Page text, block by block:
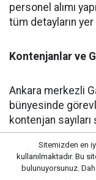
personel alımı
tüm detayların yer
Kontenjanlar ve
Ankara merkezli
bünyesinde
kontenjan
Yazılım
Maaş Tavanı)
Sitemizden en
kullanılmaktadır. Bu
bulunuyorsunuz.